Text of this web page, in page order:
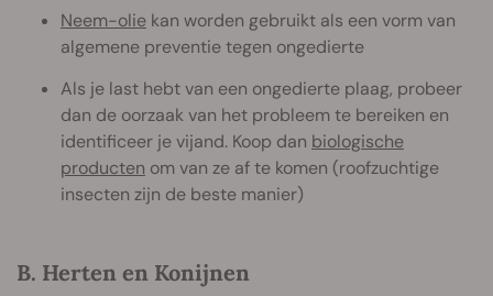
Neem-olie kan worden gebruikt als een vorm van
algemene preventie tegen ongedierte
Als je last hebt van een ongedierte plaag, probeer
dan de oorzaak van het probleem te bereiken en
identificeer je vijand. Koop dan biologische
producten om van ze af te komen (roofzuchtige
insecten zijn de beste manier)
B. Herten en Konijnen